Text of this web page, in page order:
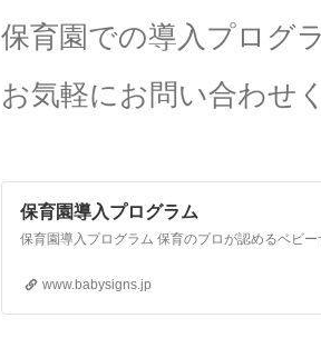
保育園での導入プログ
お気軽にお問い合わせ
保育園導入プログラム
www.babysigns.jp